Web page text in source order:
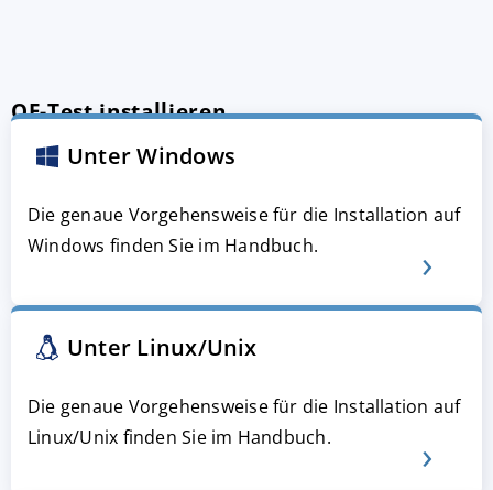
QF-Test installieren
Unter Windows
Die genaue Vorgehensweise für die Installation auf
Windows finden Sie im Handbuch.
Unter Linux/Unix
Die genaue Vorgehensweise für die Installation auf
Linux/Unix finden Sie im Handbuch.